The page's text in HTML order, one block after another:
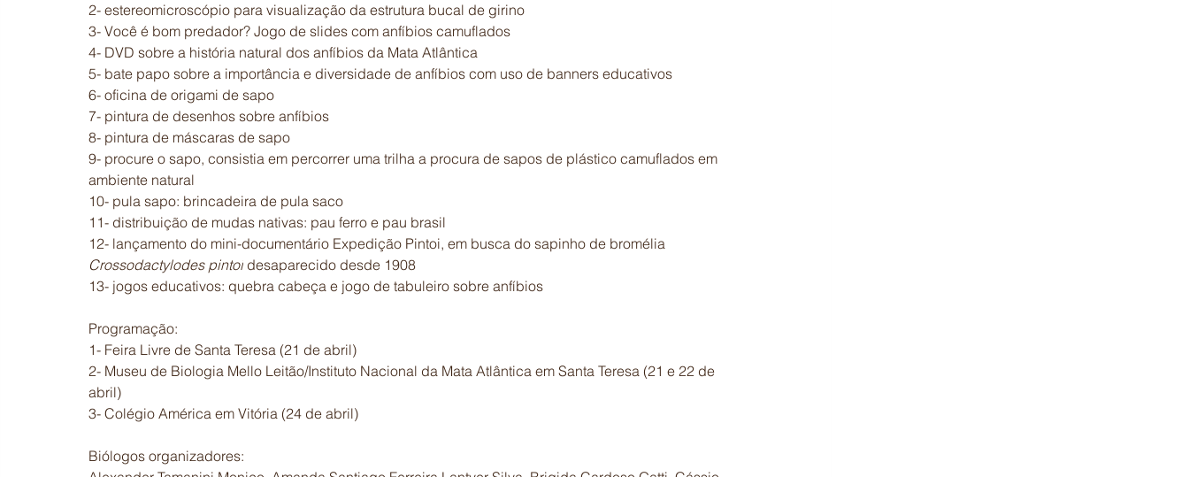
2- estereomicroscópio para visualização da estrutura bucal de girino
3- Você é bom predador? Jogo de slides com anfíbios camuflados
4- DVD sobre a história natural dos anfíbios da Mata Atlântica
5- bate papo sobre a importância e diversidade de anfíbios com uso de banners educativos
6- oficina de origami de sapo
7- pintura de desenhos sobre anfíbios
8- pintura de máscaras de sapo
9- procure o sapo, consistia em percorrer uma trilha a procura de sapos de plástico camuflados em
ambiente natural
10- pula sapo: brincadeira de pula saco
11- distribuição de mudas nativas: pau ferro e pau brasil
12- lançamento do mini-documentário Expedição Pintoi, em busca do sapinho de bromélia
Crossodactylodes pintoi desaparecido desde 1908
​13- jogos educativos: quebra cabeça e jogo de tabuleiro sobre anfíbios
Programação:
1- Feira Livre de Santa Teresa (21 de abril)
2- Museu de Biologia Mello Leitão/Instituto Nacional da Mata Atlântica em Santa Teresa (21 e 22 de
abril)
3- Colégio América em Vitória (24 de abril)
Biólogos organizadores: